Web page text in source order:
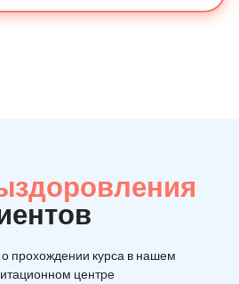
прохождении курса в нашем
центре